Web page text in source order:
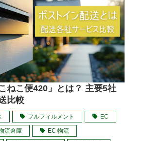
ねこ便420」とは？ 主要5社
比較
フルフィルメント EC
流倉庫 EC 物流